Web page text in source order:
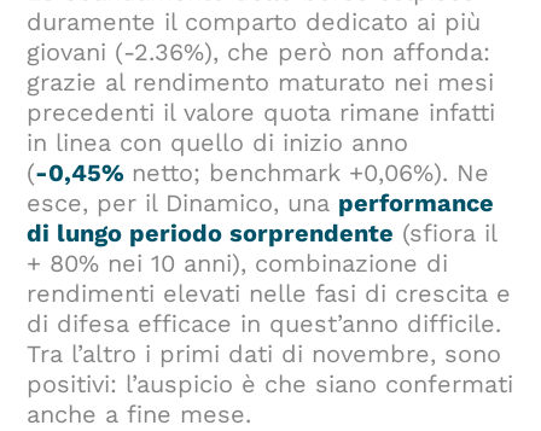
duramente il comparto dedicato ai più
giovani (-2.36%), che però non affonda:
grazie al rendimento maturato nei mesi
precedenti il valore quota rimane infatti
in linea con quello di inizio anno
(-0,45% netto; benchmark +0,06%). Ne
esce, per il Dinamico, una performance
di lungo periodo sorprendente (sfiora il
+ 80% nei 10 anni), combinazione di
rendimenti elevati nelle fasi di crescita e
di difesa efficace in quest’anno difficile.
Tra l’altro i primi dati di novembre, sono
positivi: l’auspicio è che siano confermati
anche a fine mese.